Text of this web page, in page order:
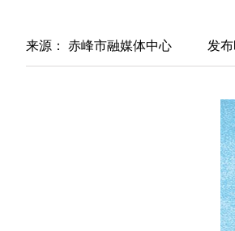
来源： 赤峰市融媒体中心 发布